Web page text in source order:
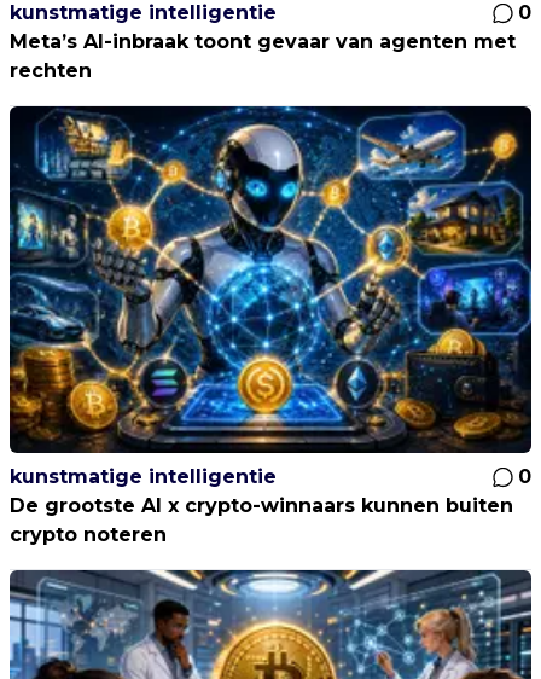
kunstmatige intelligentie
0
Meta’s AI-inbraak toont gevaar van agenten met
rechten
kunstmatige intelligentie
0
De grootste AI x crypto-winnaars kunnen buiten
crypto noteren